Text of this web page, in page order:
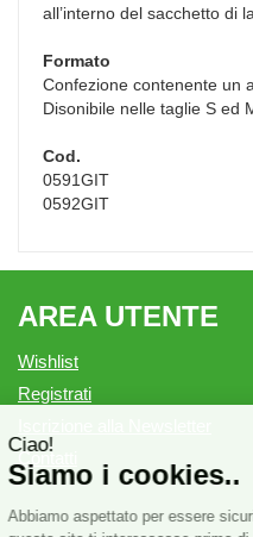
all’interno del sacchetto di
Formato
Confezione contenente un
Disonibile nelle taglie S ed
Cod.
0591GIT
0592GIT
AREA UTENTE
Wishlist
Registrati
Contatti